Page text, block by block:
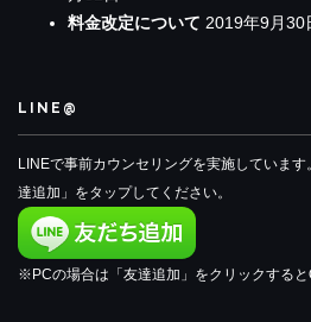
料金改定について 2019年9月30
LINE@
LINEで事前カウンセリングを実施していま
達追加」をタップしてください。
※PCの場合は「友達追加」をクリックすると